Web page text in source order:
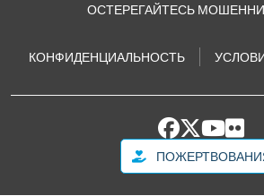
ОСТЕРЕГАЙТЕСЬ
КОНФИДЕНЦИАЛЬНОСТЬ